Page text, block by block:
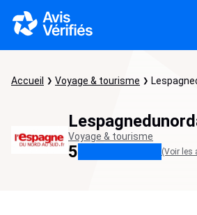
Accueil Voyage & tourisme
Voyage & tourisme
5 (Voir les